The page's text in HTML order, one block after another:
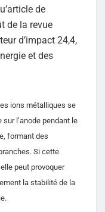
de
de la revue
d’impact 24,4,
et des
ions métalliques se
l’anode pendant le
formant des
Si cette
peut provoquer
la stabilité de la